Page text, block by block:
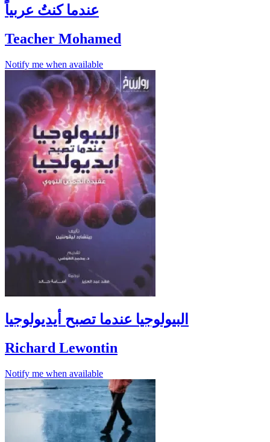
عندما كنتُ عربياً
Teacher Mohamed
Notify me when available
البيولوجيا عندما تصبح أيديولوجيا
Richard Lewontin
Notify me when available